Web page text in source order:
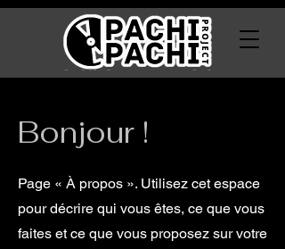
Bonjour !
Page « À propos ». Utilisez cet espace
pour décrire qui vous êtes, ce que vous
faites et ce que vous proposez sur votre